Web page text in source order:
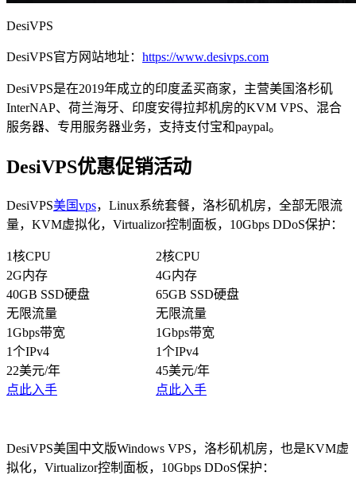
DesiVPS
DesiVPS官方网站地址： https://www.desivps.com
DesiVPS是在2019年成立的印度孟买商家，主营美国洛杉矶
InterNAP、荷兰海牙、印度安得拉邦机房的KVM VPS、混合
服务器、专用服务器业务，支持支付宝和paypal。
DesiVPS优惠促销活动
DesiVPS美国vps，Linux系统套餐，洛杉矶机房，全部无限流
量，KVM虚拟化，Virtualizor控制面板，10Gbps DDoS保护：
1核CPU
2核CPU
2G内存
4G内存
40GB SSD硬盘
65GB SSD硬盘
无限流量
无限流量
1Gbps带宽
1Gbps带宽
1个IPv4
1个IPv4
22美元/年
45美元/年
点此入手
点此入手
DesiVPS美国中文版Windows VPS，洛杉矶机房，也是KVM虚
拟化，Virtualizor控制面板，10Gbps DDoS保护：